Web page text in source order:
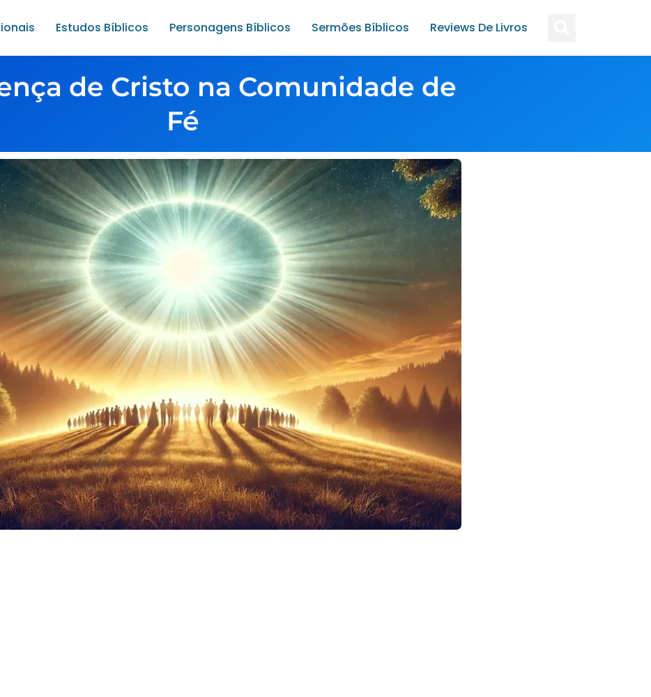
Estudos Bíblicos Personagens Bíblicos Sermões Bíblicos Reviews De Livros
de Cristo na Comunidade de
Fé